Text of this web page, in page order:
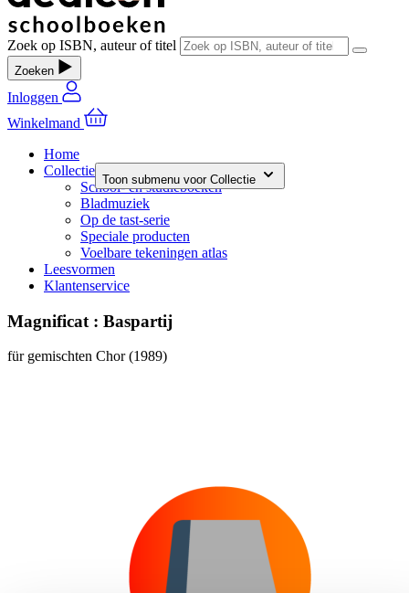
Zoek op ISBN, auteur of titel
Zoeken
Inloggen
Winkelmand
Home
Collectie
Toon submenu voor Collectie
School- en studieboeken
Bladmuziek
Op de tast-serie
Speciale producten
Voelbare tekeningen atlas
Leesvormen
Klantenservice
Magnificat : Baspartij
für gemischten Chor (1989)